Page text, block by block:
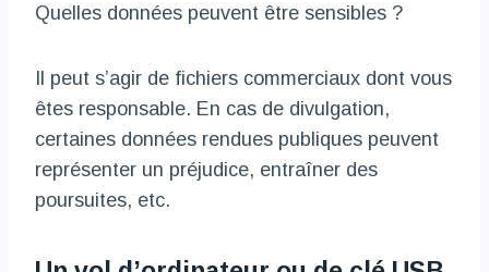
Quelles données peuvent être sensibles ?
Il peut s’agir de fichiers commerciaux dont vous
êtes responsable. En cas de divulgation,
certaines données rendues publiques peuvent
représenter un préjudice, entraîner des
poursuites, etc.